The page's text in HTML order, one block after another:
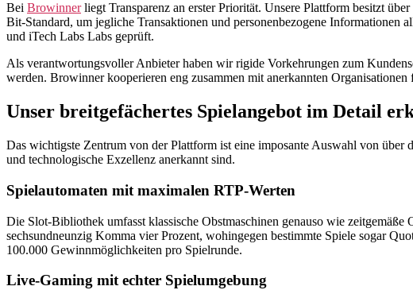
Bei Browinnerliegt Transparenz an erster Priorität. Unsere Plattform besitzt
Bit-Standard, um jegliche Transaktionen und personenbezogene
und iTech Labs Labs geprüft.
Als verantwortungsvoller Anbieter haben wir rigide Vorkehrungen zum
werden. Browinner kooperieren eng zusammen mit anerkannten
Unser breitgefächertes Spielangebot im Detail
Das wichtigste Zentrum von der Plattform ist eine imposante Auswahl von
und technologische Exzellenz anerkannt sind.
Spielautomaten mit maximalen RTP-Werten
Die Slot-Bibliothek umfasst klassische Obstmaschinen genauso wie
sechsundneunzig Komma vier Prozent, wohingegen bestimmte Spiele sogar
100.000 Gewinnmöglichkeiten pro Spielrunde.
Live-Gaming mit echter Spielumgebung